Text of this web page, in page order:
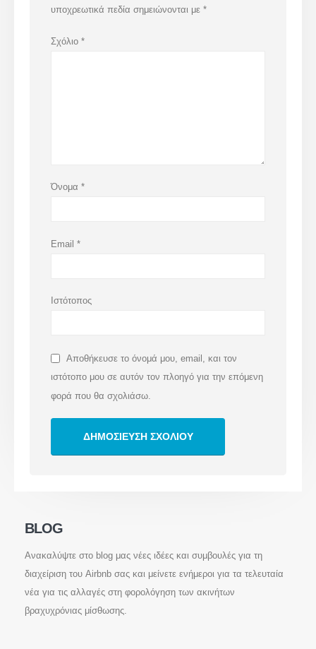
υποχρεωτικά πεδία σημειώνονται με*
Σχόλιο*
Όνομα*
Email*
Ιστότοπος
Αποθήκευσε το όνομά μου, email, και τον
ιστότοπο μου σε αυτόν τον πλοηγό για την επόμενη
φορά που θα σχολιάσω.
BLOG
Ανακαλύψτε στο blog μας νέες ιδέες και συμβουλές για τη
διαχείριση του Airbnb σας και μείνετε ενήμεροι για τα τελευταία
νέα για τις αλλαγές στη φορολόγηση των ακινήτων
βραχυχρόνιας μίσθωσης.
Επικοινωνία
ΕΠΙΚΟΙΝΩΝΗΣΤΕ ΜΑΖΙ ΜΑΣ
+30 210 220 3120